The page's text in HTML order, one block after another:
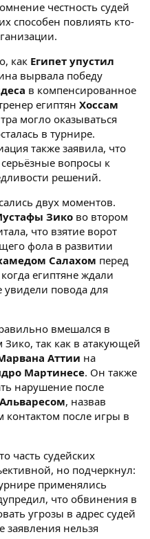
честность судей
способен повлиять кто-
как Египет упустил
вырвала победу
в компенсированное
египтян Хоссам
могло оказываться
в турнире.
также заявила, что
вопросы к
решений.
двух моментов.
Зико во втором
что взятие ворот
фола в развитии
Салахом перед
египтяне ждали
увидели повода для
вмешался в
так как в атакующей
Аттии на
Мартинесе. Он также
нарушение после
, назвав
после игры в
часть судейских
но подчеркнул:
применялись
что обвинения в
угрозы в адрес судей
заявления нельзя